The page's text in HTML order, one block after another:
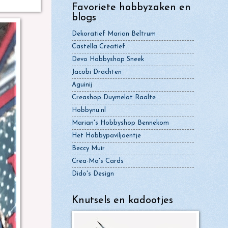
Favoriete hobbyzaken en
blogs
Dekoratief Marian Beltrum
Castella Creatief
Devo Hobbyshop Sneek
Jacobi Drachten
Aguinij
Creashop Duymelot Raalte
Hobbynu.nl
Marian's Hobbyshop Bennekom
Het Hobbypaviljoentje
Beccy Muir
Crea-Mo's Cards
Dido's Design
Knutsels en kadootjes